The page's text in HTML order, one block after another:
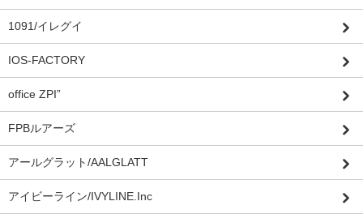
1091/イレグイ
IOS-FACTORY
office ZPI”
FPBルアーズ
アールグラット/AALGLATT
アイビーライン/IVYLINE.Inc